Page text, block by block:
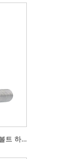
DIN931 스테인레스 스틸 육각 볼트 하프 스레드